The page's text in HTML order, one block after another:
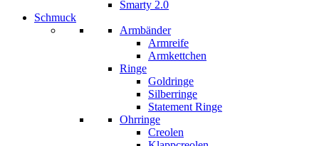
Smarty 2.0
Schmuck
Armbänder
Armreife
Armkettchen
Ringe
Goldringe
Silberringe
Statement Ringe
Ohrringe
Creolen